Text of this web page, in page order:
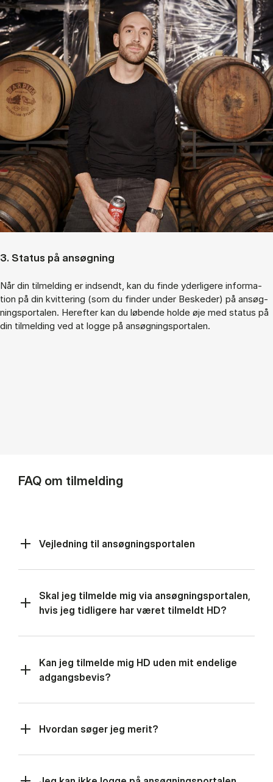
3. Sta­tus på an­søg­ning
Når din til­mel­ding er ind­sendt, kan du fin­de yder­li­ge­re in­for­ma­
tion på din kvit­te­ring (som du fin­der un­der Be­ske­der) på an­søg­
nings­por­ta­len. Her­ef­ter kan du lø­ben­de hol­de øje med sta­tus på
din til­mel­ding ved at log­ge på an­søg­nings­por­ta­len.
FAQ om tilmelding
Vejledning til ansøgningsportalen
Skal jeg tilmelde mig via ansøgningsportalen,
hvis jeg tidligere har været tilmeldt HD?
Kan jeg tilmelde mig HD uden mit endelige
adgangsbevis?
Hvordan søger jeg merit?